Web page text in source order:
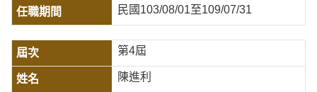
民國103/08/01至109/07/31
第4屆
陳進利